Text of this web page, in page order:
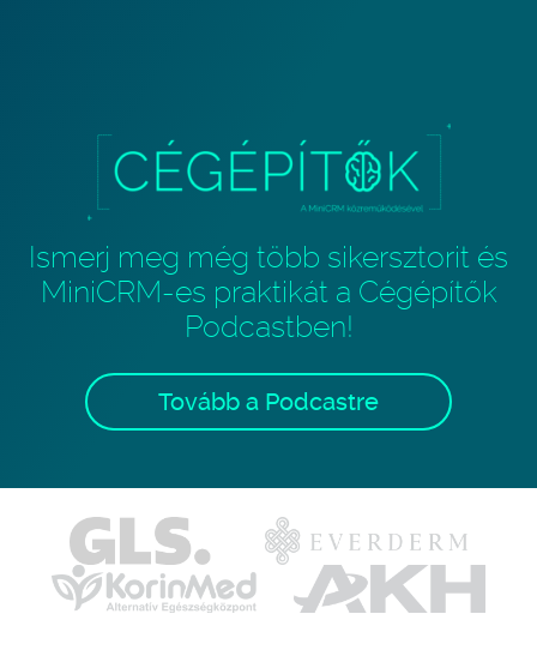
Ismerj meg még több sikersztorit és
MiniCRM-es praktikát a Cégépítők
Podcastben!
Tovább a Podcastre